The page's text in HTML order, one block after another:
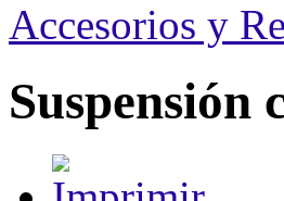
Accesorios y
Suspensión